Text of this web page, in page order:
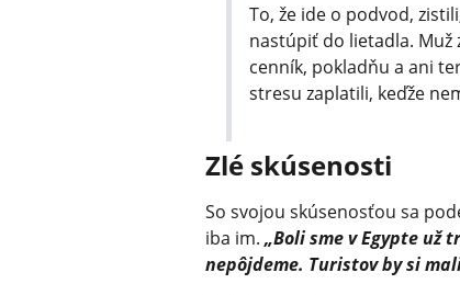
To, že ide o podvod,
nastúpiť do lietadla. Muž
cenník, pokladňu a ani
stresu zaplatili, keďže
Zlé skúsenosti
So svojou skúsenosťou sa
iba im.„Boli sme v Egypte
nepôjdeme. Turistov by si